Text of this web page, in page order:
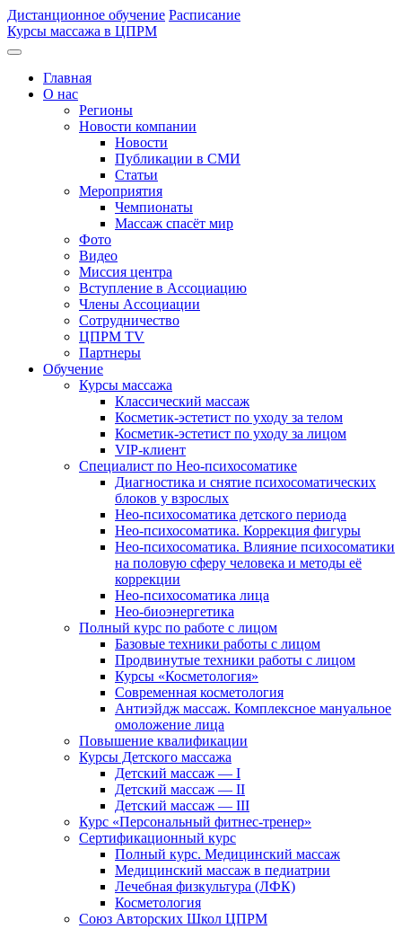
Дистанционное обучение Расписание
Курсы массажа в ЦПРМ
Главная
О нас
Регионы
Новости компании
Новости
Публикации в СМИ
Статьи
Мероприятия
Чемпионаты
Массаж спасёт мир
Фото
Видео
Миссия центра
Вступление в Ассоциацию
Члены Ассоциации
Сотрудничество
ЦПРМ TV
Партнеры
Oбучение
Курсы массажа
Классический массаж
Косметик-эстетист по уходу за телом
Косметик-эстетист по уходу за лицом
VIP-клиент
Специалист по Нео-психосоматике
Диагностика и снятие психосоматических
блоков у взрослых
Нео-психосоматика детского периода
Нео-психосоматика. Коррекция фигуры
Нео-психосоматика. Влияние психосоматики
на половую сферу человека и методы её
коррекции
Нео-психосоматика лица
Нео-биоэнергетика
Полный курс по работе с лицом
Базовые техники работы с лицом
Продвинутые техники работы с лицом
Курсы «Косметология»
Современная косметология
Антиэйдж массаж. Комплексное мануальное
омоложение лица
Повышение квалификации
Курсы Детского массажа
Детский массаж — I
Детский массаж — II
Детский массаж — III
Курс «Персональный фитнес-тренер»
Сертификационный курс
Полный курс. Медицинский массаж
Медицинский массаж в педиатрии
Лечебная физкультура (ЛФК)
Косметология
Союз Авторских Школ ЦПРМ